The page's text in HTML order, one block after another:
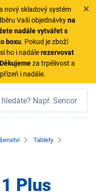
nový skladový systém
Vaší objednávkyna
nadále vytvářet s
boxu. Pokud je zboží
ho i nadálerezervovat
Děkujemeza trpělivost a
i nadále.
Tablety
Plus